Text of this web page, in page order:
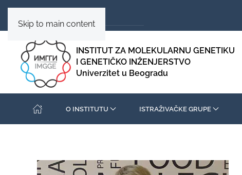
Skip to main content
INSTITUT ZA MOLEKULARNU GENETIKU
I GENETIČKO INŽENJERSTVO
Univerzitet u Beogradu
O INSTITUTU ISTRAŽIVAČKE GRUPE